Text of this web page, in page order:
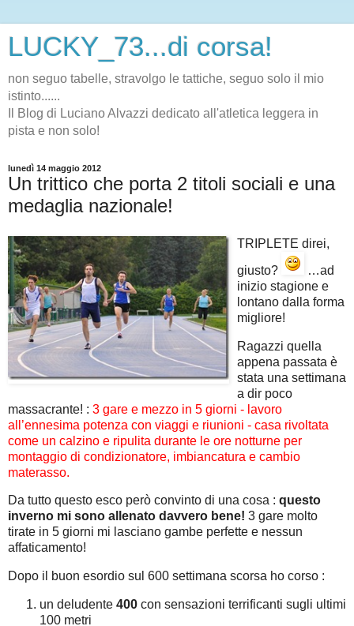
LUCKY_73...di corsa!
non seguo tabelle, stravolgo le tattiche, seguo solo il mio
istinto......
Il Blog di Luciano Alvazzi dedicato all'atletica leggera in
pista e non solo!
lunedì 14 maggio 2012
Un trittico che porta 2 titoli sociali e una
medaglia nazionale!
TRIPLETE direi,
giusto?
…ad
inizio stagione e
lontano dalla forma
migliore!
Ragazzi quella
appena passata è
stata una settimana
a dir poco
massacrante! : 3 gare e mezzo in 5 giorni - lavoro
all’ennesima potenza con viaggi e riunioni - casa rivoltata
come un calzino e ripulita durante le ore notturne per
montaggio di condizionatore, imbiancatura e cambio
materasso.
Da tutto questo esco però convinto di una cosa : questo
inverno mi sono allenato davvero bene! 3 gare molto
tirate in 5 giorni mi lasciano gambe perfette e nessun
affaticamento!
Dopo il buon esordio sul 600 settimana scorsa ho corso :
un deludente 400 con sensazioni terrificanti sugli ultimi
100 metri